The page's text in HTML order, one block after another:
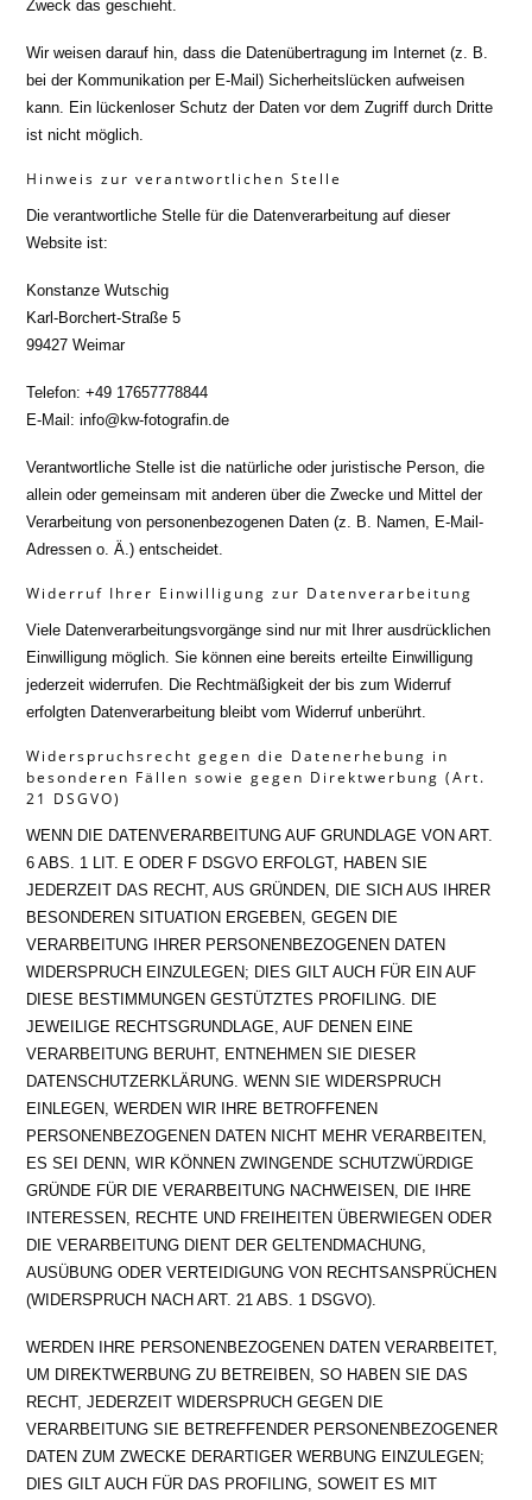
Zweck das geschieht.
Wir weisen darauf hin, dass die Datenübertragung im Internet (z. B.
bei der Kommunikation per E-Mail) Sicherheitslücken aufweisen
kann. Ein lückenloser Schutz der Daten vor dem Zugriff durch Dritte
ist nicht möglich.
Hinweis zur verantwortlichen Stelle
Die verantwortliche Stelle für die Datenverarbeitung auf dieser
Website ist:
Konstanze Wutschig
Karl-Borchert-Straße 5
99427 Weimar
Telefon: +49 17657778844
E-Mail: info@kw-fotografin.de
Verantwortliche Stelle ist die natürliche oder juristische Person, die
allein oder gemeinsam mit anderen über die Zwecke und Mittel der
Verarbeitung von personenbezogenen Daten (z. B. Namen, E-Mail-
Adressen o. Ä.) entscheidet.
Widerruf Ihrer Einwilligung zur Datenverarbeitung
Viele Datenverarbeitungsvorgänge sind nur mit Ihrer ausdrücklichen
Einwilligung möglich. Sie können eine bereits erteilte Einwilligung
jederzeit widerrufen. Die Rechtmäßigkeit der bis zum Widerruf
erfolgten Datenverarbeitung bleibt vom Widerruf unberührt.
Widerspruchsrecht gegen die Datenerhebung in
besonderen Fällen sowie gegen Direktwerbung (Art.
21 DSGVO)
WENN DIE DATENVERARBEITUNG AUF GRUNDLAGE VON ART.
6 ABS. 1 LIT. E ODER F DSGVO ERFOLGT, HABEN SIE
JEDERZEIT DAS RECHT, AUS GRÜNDEN, DIE SICH AUS IHRER
BESONDEREN SITUATION ERGEBEN, GEGEN DIE
VERARBEITUNG IHRER PERSONENBEZOGENEN DATEN
WIDERSPRUCH EINZULEGEN; DIES GILT AUCH FÜR EIN AUF
DIESE BESTIMMUNGEN GESTÜTZTES PROFILING. DIE
JEWEILIGE RECHTSGRUNDLAGE, AUF DENEN EINE
VERARBEITUNG BERUHT, ENTNEHMEN SIE DIESER
DATENSCHUTZERKLÄRUNG. WENN SIE WIDERSPRUCH
EINLEGEN, WERDEN WIR IHRE BETROFFENEN
PERSONENBEZOGENEN DATEN NICHT MEHR VERARBEITEN,
ES SEI DENN, WIR KÖNNEN ZWINGENDE SCHUTZWÜRDIGE
GRÜNDE FÜR DIE VERARBEITUNG NACHWEISEN, DIE IHRE
INTERESSEN, RECHTE UND FREIHEITEN ÜBERWIEGEN ODER
DIE VERARBEITUNG DIENT DER GELTENDMACHUNG,
AUSÜBUNG ODER VERTEIDIGUNG VON RECHTSANSPRÜCHEN
(WIDERSPRUCH NACH ART. 21 ABS. 1 DSGVO).
WERDEN IHRE PERSONENBEZOGENEN DATEN VERARBEITET,
UM DIREKTWERBUNG ZU BETREIBEN, SO HABEN SIE DAS
RECHT, JEDERZEIT WIDERSPRUCH GEGEN DIE
VERARBEITUNG SIE BETREFFENDER PERSONENBEZOGENER
DATEN ZUM ZWECKE DERARTIGER WERBUNG EINZULEGEN;
DIES GILT AUCH FÜR DAS PROFILING, SOWEIT ES MIT